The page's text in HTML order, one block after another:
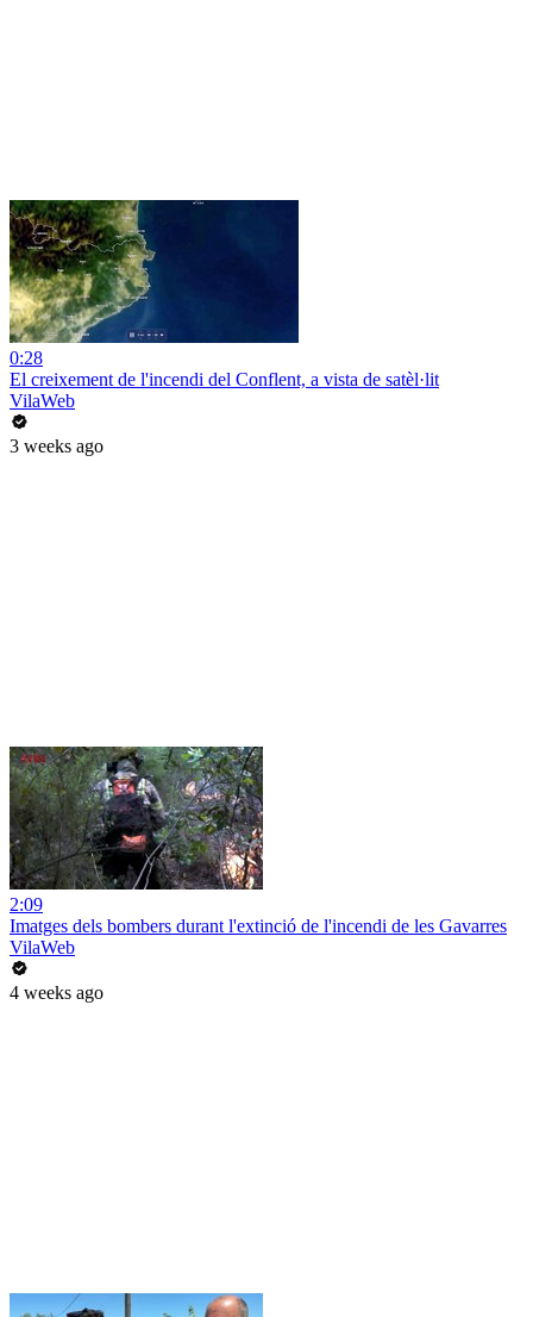
0:28
El creixement de l'incendi del Conflent, a vista de satèl·lit
VilaWeb
3 weeks ago
2:09
Imatges dels bombers durant l'extinció de l'incendi de les Gavarres
VilaWeb
4 weeks ago